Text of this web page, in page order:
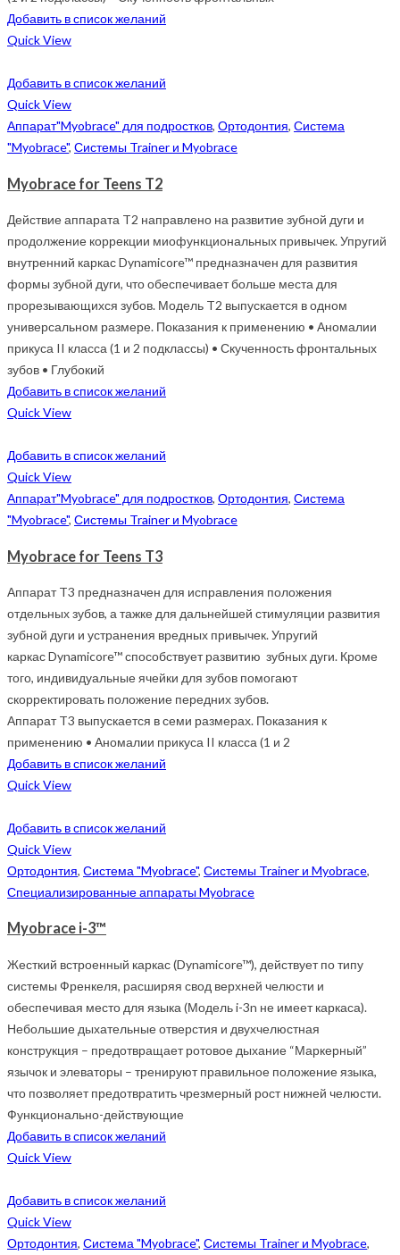
Добавить в список желаний
Quick View
Добавить в список желаний
Quick View
Аппарат"Myobrace" для подростков, Ортодонтия, Система
"Myobrace", Системы Trainer и Myobrace
Myobrace for Teens T2
Действие аппарата T2 направлено на развитие зубной дуги и
продолжение коррекции миофункциональных привычек. Упругий
внутренний каркас Dynamicore™ предназначен для развития
формы зубной дуги, что обеспечивает больше места для
прорезывающихся зубов. Модель T2 выпускается в одном
универсальном размере. Показания к применению • Аномалии
прикуса II класса (1 и 2 подклассы) • Скученность фронтальных
зубов • Глубокий
Добавить в список желаний
Quick View
Добавить в список желаний
Quick View
Аппарат"Myobrace" для подростков, Ортодонтия, Система
"Myobrace", Системы Trainer и Myobrace
Myobrace for Teens T3
Аппарат T3 предназначен для исправления положения
отдельных зубов, а тажке для дальнейшей стимуляции развития
зубной дуги и устранения вредных привычек. Упругий
каркас Dynamicore™ способствует развитию зубных дуги. Кроме
того, индивидуальные ячейки для зубов помогают
скорректировать положение передних зубов.
Аппарат T3 выпускается в семи размерах. Показания к
применению • Аномалии прикуса II класса (1 и 2
Добавить в список желаний
Quick View
Добавить в список желаний
Quick View
Ортодонтия, Система "Myobrace", Системы Trainer и Myobrace,
Специализированные аппараты Myobrace
Myobrace i-3™
Жесткий встроенный каркас (Dynamicore™), действует по типу
системы Френкеля, расширяя свод верхней челюсти и
обеспечивая место для языка (Модель i-3n не имеет каркаса).
Небольшие дыхательные отверстия и двухчелюстная
конструкция – предотвращает ротовое дыхание “Маркерный”
язычок и элеваторы – тренируют правильное положение языка,
что позволяет предотвратить чрезмерный рост нижней челюсти.
Функционально-действующие
Добавить в список желаний
Quick View
Добавить в список желаний
Quick View
Ортодонтия, Система "Myobrace", Системы Trainer и Myobrace,